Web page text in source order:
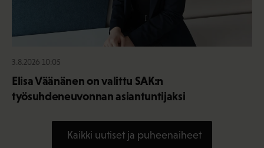
3.8.2026 10:05
Elisa Väänänen on valittu SAK:n
työsuhdeneuvonnan asiantuntijaksi
Kaikki uutiset ja puheenaiheet